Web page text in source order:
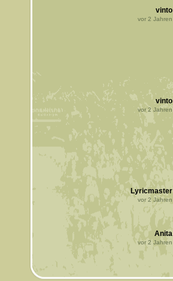
vinto
vor 2 Jahren
vinto
vor2Jahren
Lyricmaster
vor 2Jahren
Anita
vor 2Jahren